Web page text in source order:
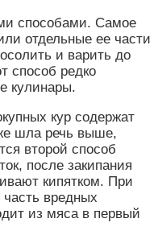
способами. Самое
отдельные ее части
и варить до
способ редко
кулинары.
кур содержат
шла речь выше,
второй способ
после закипания
кипятком. При
вредных
из мяса в первый